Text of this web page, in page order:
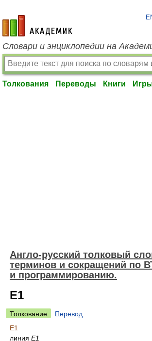
academic.ru
Словари и энциклопедии на
Толкования Переводы Книги
Англо-русский толковый
терминов и сокращений по
и программированию.
E1
Толкование
Перевод
E1
линия E1